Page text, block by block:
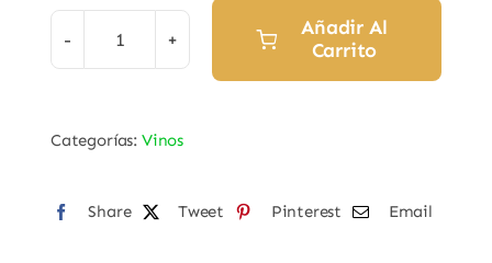
Vino
&
Bodega
Añadir Al
Carrito
Categorías: Vinos
Share Tweet Pinterest Email